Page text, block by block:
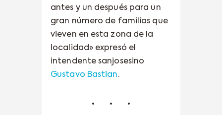
antes y un después para un
gran número de familias que
vieven en esta zona de la
localidad» expresó el
intendente sanjosesino
Gustavo Bastian.